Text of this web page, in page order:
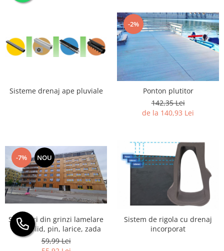
Sisteme drenaj ape pluviale
-2%
Ponton plutitor
142,35 Lei
de la 140,93 Lei
-7% NOU
Structuri din grinzi lamelare
din molid, pin, larice, zada
59,99 Lei
Sistem de rigola cu drenaj
incorporat